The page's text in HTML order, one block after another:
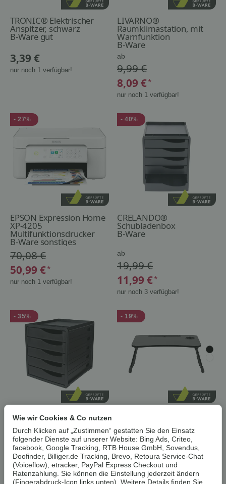
TRONIC® Elektrischer
Anspitzer, schwarz
B-Ware gut
3,39 €
nur noch 1 verfügbar!
LIVARNO®
Raumklimastation, mit
Warnfunktion
B-Ware
ab
9,99 €
8,09 €*
nur noch 1 verfügbar!
- 27%
EPSON Expression Home
XP-4205
Multifunktionsdrucker
weiß
B-Ware sonstiges
70,08 €
50,99 €*
nur noch 1 verfügbar!
- 40%
CRELANDO®
Schubladenbox
B-Ware
ab
19,99 €
11,99 €*
nur noch 3 verfügbar!
- 35%
crelando®
Schubladenbox, mit
integrierter Stiftablage
B-Ware
ab
19,99 €
12,99 €*
- 19%
15,99 €
12,99 €*
nur noch 2 verfügbar!
Wie wir Cookies & Co nutzen
Durch Klicken auf „Zustimmen“ gestatten Sie den Einsatz
folgender Dienste auf unserer Website: Bing Ads, Criteo,
facebook, Google Tracking, RTB House GmbH, Sovendus,
Doofinder, Billiger.de Tracking, Brevo, Retoura Service-Chat
(Voiceflow), etracker, PayPal Express Checkout und
Ratenzahlung. Sie können die Einstellung jederzeit ändern
(Fingerabdruck-Icon links unten). Weitere Details finden Sie